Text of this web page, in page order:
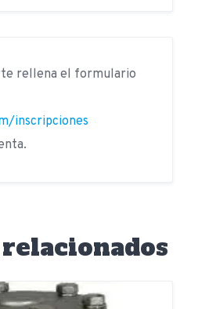
rellena el formulario
inscripciones